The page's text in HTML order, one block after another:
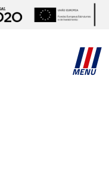
MENU